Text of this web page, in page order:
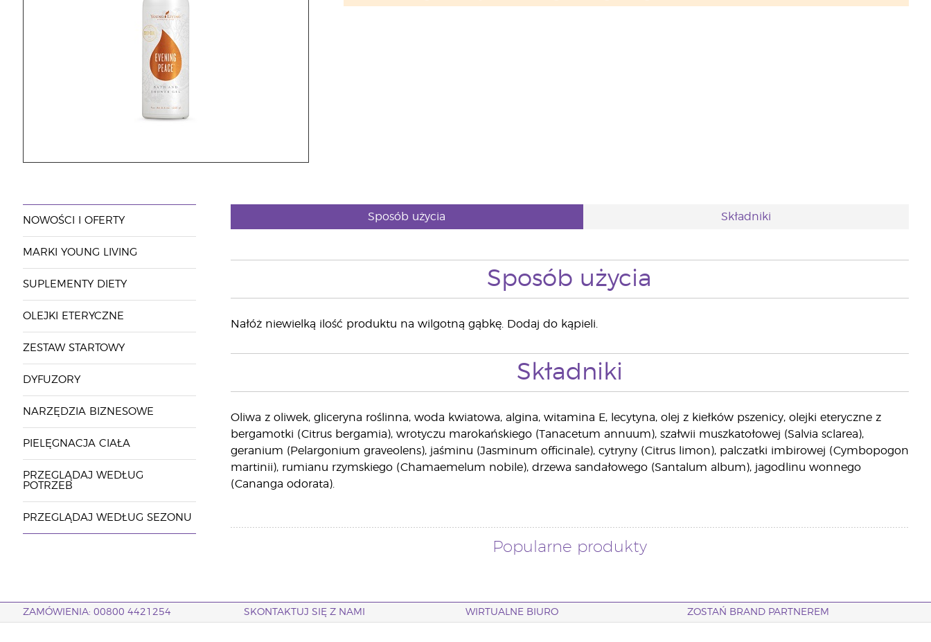
NOWOŚCI I OFERTY
MARKI YOUNG LIVING
SUPLEMENTY DIETY
OLEJKI ETERYCZNE
ZESTAW STARTOWY
DYFUZORY
NARZĘDZIA BIZNESOWE
PIELĘGNACJA CIAŁA
PRZEGLĄDAJ WEDŁUG
POTRZEB
PRZEGLĄDAJ WEDŁUG SEZONU
Sposób użycia Składniki
Sposób użycia
Nałóż niewielką ilość produktu na wilgotną gąbkę. Dodaj do kąpieli.
Składniki
Oliwa z oliwek, gliceryna roślinna, woda kwiatowa, algina, witamina E, lecytyna, olej z kiełków pszenicy, olejki eteryczne z
bergamotki (Citrus bergamia), wrotyczu marokańskiego (Tanacetum annuum), szałwii muszkatołowej (Salvia sclarea),
geranium (Pelargonium graveolens), jaśminu (Jasminum officinale), cytryny (Citrus limon), palczatki imbirowej (Cymbopogon
martinii), rumianu rzymskiego (Chamaemelum nobile), drzewa sandałowego (Santalum album), jagodlinu wonnego
(Cananga odorata).
Popularne produkty
ZAMÓWIENIA: 00800 4421254 SKONTAKTUJ SIĘ Z NAMI WIRTUALNE BIURO ZOSTAŃ BRAND PARTNEREM